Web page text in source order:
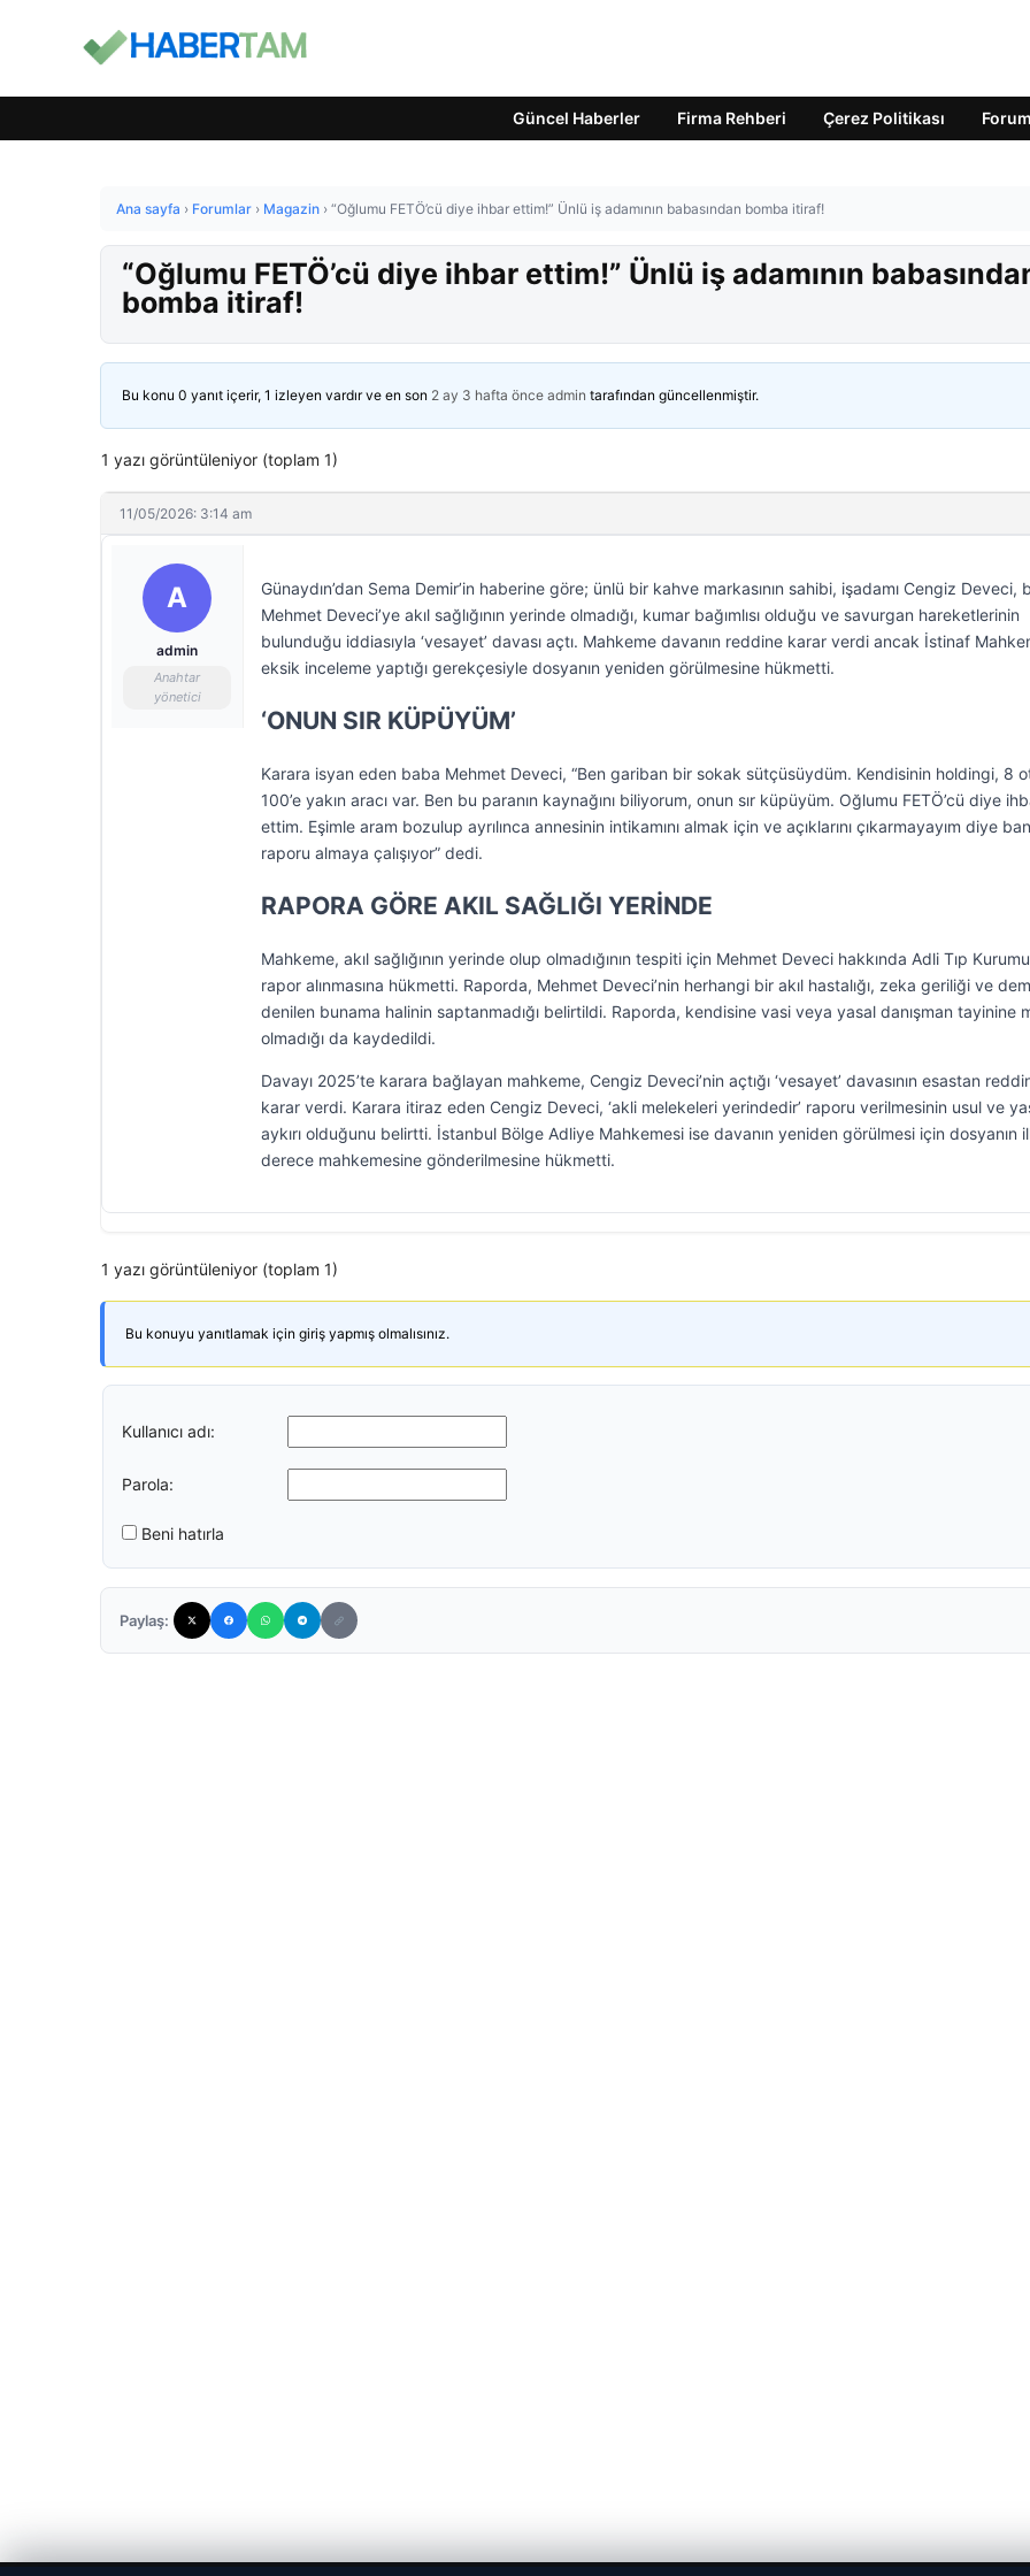
Güncel Haberler Firma Rehberi Çerez Politikası Forum
Ana sayfa › Forumlar › Magazin › “Oğlumu FETÖ’cü diye ihbar ettim!” Ünlü iş adamının babasından bomba itiraf!
“Oğlumu FETÖ’cü diye ihbar ettim!” Ünlü iş adamının
bomba itiraf!
Bu konu 0 yanıt içerir, 1 izleyen vardır ve en son 2 ay 3 hafta önce admin tarafından güncellenmiştir.
1 yazı görüntüleniyor (toplam 1)
11/05/2026: 3:14 am
A
admin
Anahtar
yönetici
Günaydın’dan Sema Demir’in haberine göre; ünlü bir kahve markasının sahibi, işadamı Cengiz Deveci,
Mehmet Deveci’ye akıl sağlığının yerinde olmadığı, kumar bağımlısı olduğu ve savurgan hareketlerinin
bulunduğu iddiasıyla ‘vesayet’ davası açtı. Mahkeme davanın reddine karar verdi ancak İstinaf
eksik inceleme yaptığı gerekçesiyle dosyanın yeniden görülmesine hükmetti.
‘ONUN SIR KÜPÜYÜM’
Karara isyan eden baba Mehmet Deveci, “Ben gariban bir sokak sütçüsüydüm. Kendisinin holdingi, 8
100’e yakın aracı var. Ben bu paranın kaynağını biliyorum, onun sır küpüyüm. Oğlumu FETÖ’cü diye
ettim. Eşimle aram bozulup ayrılınca annesinin intikamını almak için ve açıklarını çıkarmayayım diye
raporu almaya çalışıyor” dedi.
RAPORA GÖRE AKIL SAĞLIĞI YERİNDE
Mahkeme, akıl sağlığının yerinde olup olmadığının tespiti için Mehmet Deveci hakkında Adli Tıp
rapor alınmasına hükmetti. Raporda, Mehmet Deveci’nin herhangi bir akıl hastalığı, zeka geriliği ve
denilen bunama halinin saptanmadığı belirtildi. Raporda, kendisine vasi veya yasal danışman tayinine
olmadığı da kaydedildi.
Davayı 2025’te karara bağlayan mahkeme, Cengiz Deveci’nin açtığı ‘vesayet’ davasının esastan
karar verdi. Karara itiraz eden Cengiz Deveci, ‘akli melekeleri yerindedir’ raporu verilmesinin usul ve
aykırı olduğunu belirtti. İstanbul Bölge Adliye Mahkemesi ise davanın yeniden görülmesi için dosyanın
derece mahkemesine gönderilmesine hükmetti.
1 yazı görüntüleniyor (toplam 1)
Bu konuyu yanıtlamak için giriş yapmış olmalısınız.
Kullanıcı adı:
Parola:
Beni hatırla
Paylaş: